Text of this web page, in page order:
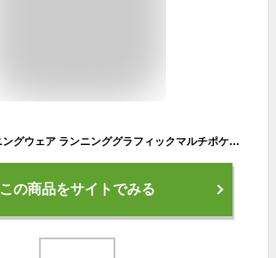
[アシックス] ランニングウェア ランニンググラフィックマルチポケットタイツ 2012C784 レディース
この商品をサイトでみる